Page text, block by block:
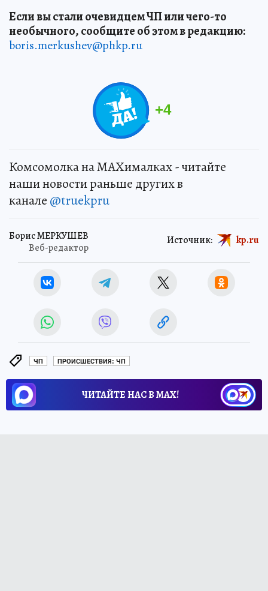
Если вы стали очевидцем ЧП или чего-то
необычного, сообщите об этом в редакцию:
boris.merkushev@phkp.ru
+4
Комсомолка на MAXималках - читайте
наши новости раньше других в
канале @truekpru
Борис МЕРКУШЕВ
Веб-редактор
Источник: kp.ru
ЧП ПРОИСШЕСТВИЯ: ЧП
ЧИТАЙТЕ НАС В МАХ!